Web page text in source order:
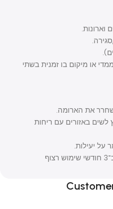
וארונות.
או מיקום בו זמנית בשתי
את הארומה.
לשים באזורים עם ריחות
על יעילות.